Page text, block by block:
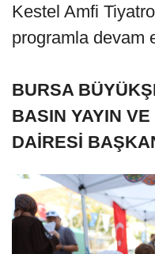
Kestel Amfi
programla devam
BURSA
BASIN YAYIN
DAİRESİ